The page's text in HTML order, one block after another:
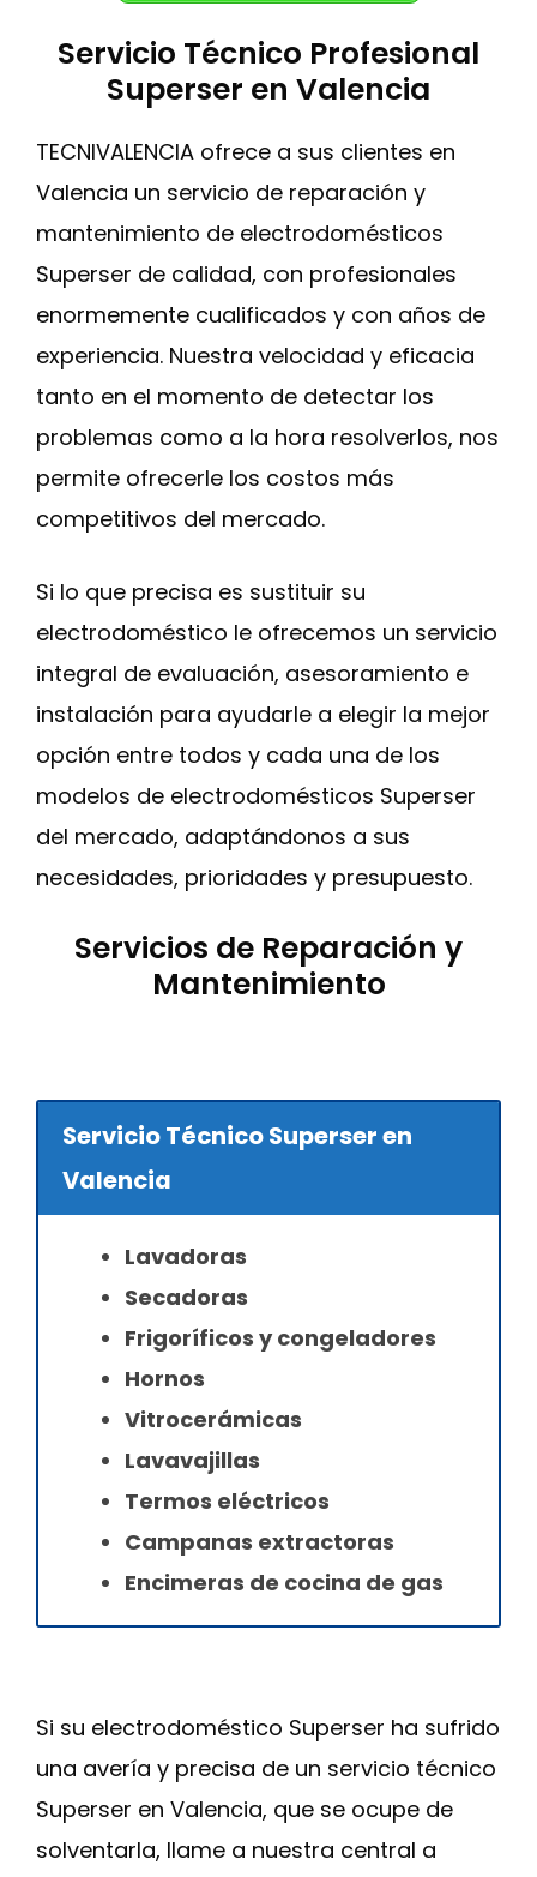
Servicio Técnico Profesional
Superser en Valencia
TECNIVALENCIA ofrece a sus clientes en
Valencia un servicio de reparación y
mantenimiento de electrodomésticos
Superser de calidad, con profesionales
enormemente cualificados y con años de
experiencia. Nuestra velocidad y eficacia
tanto en el momento de detectar los
problemas como a la hora resolverlos, nos
permite ofrecerle los costos más
competitivos del mercado.
Si lo que precisa es sustituir su
electrodoméstico le ofrecemos un servicio
integral de evaluación, asesoramiento e
instalación para ayudarle a elegir la mejor
opción entre todos y cada una de los
modelos de electrodomésticos Superser
del mercado, adaptándonos a sus
necesidades, prioridades y presupuesto.
Servicios de Reparación y
Mantenimiento
Servicio Técnico Superser en
Valencia
Lavadoras
Secadoras
Frigoríficos y congeladores
Hornos
Vitrocerámicas
Lavavajillas
Termos eléctricos
Campanas extractoras
Encimeras de cocina de gas
Si su electrodoméstico Superser ha sufrido
una avería y precisa de un servicio técnico
Superser en Valencia, que se ocupe de
solventarla, llame a nuestra central a